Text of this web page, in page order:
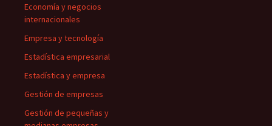
Economía y negocios
internacionales
Empresa y tecnología
Estadística empresarial
Estadística y empresa
Gestión de empresas
Gestión de pequeñas y